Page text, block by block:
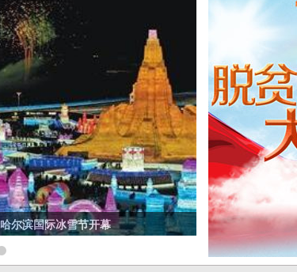
尔滨国际冰雪节开幕
3